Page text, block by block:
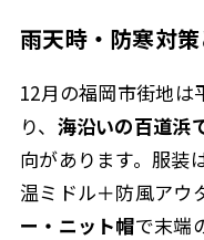
雨天時・防寒対
12月の福岡市街地は
り、 海沿いの百道浜
向があります。服装は
温ミドル＋防風アウ
ー・ニット帽で末端